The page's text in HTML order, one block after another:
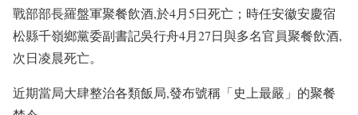
戰部部長羅盤軍聚餐飲酒,於4月5日死亡；時任安徽安慶宿
松縣千嶺鄉黨委副書記吳行舟4月27日與多名官員聚餐飲酒,
次日凌晨死亡。
近期當局大肆整治各類飯局,發布號稱「史上最嚴」的聚餐